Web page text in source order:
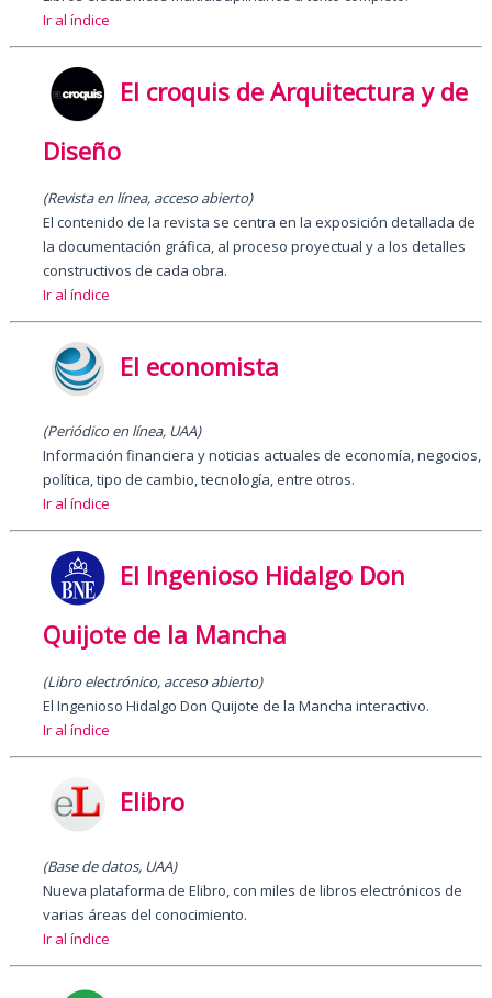
Ir al índice
El croquis de Arquitectura y de
Diseño
(Revista en línea, acceso abierto)
El contenido de la revista se centra en la exposición detallada de
la documentación gráfica, al proceso proyectual y a los detalles
constructivos de cada obra.
Ir al índice
El economista
(Periódico en línea, UAA)
Información financiera y noticias actuales de economía, negocios,
política, tipo de cambio, tecnología, entre otros.
Ir al índice
El Ingenioso Hidalgo Don
Quijote de la Mancha
(Libro electrónico, acceso abierto)
El Ingenioso Hidalgo Don Quijote de la Mancha interactivo.
Ir al índice
Elibro
(Base de datos, UAA)
Nueva plataforma de Elibro, con miles de libros electrónicos de
varias áreas del conocimiento.
Ir al índice